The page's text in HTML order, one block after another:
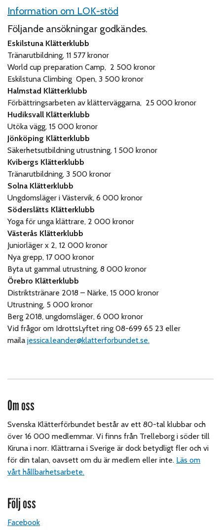
Information om LOK-stöd
Följande ansökningar godkändes.
Eskilstuna Klätterklubb
Tränarutbildning, 11 577 kronor
World cup preparation Camp, 2 500 kronor
Eskilstuna Climbing Open, 3 500 kronor
Halmstad Klätterklubb
Förbättringsarbeten av klätterväggarna, 25 000 kronor
Hudiksvall Klätterklubb
Utöka vägg, 15 000 kronor
Jönköping Klätterklubb
Säkerhetsutbildning utrustning, 1 500 kronor
Kvibergs Klätterklubb
Tränarutbildning, 3 500 kronor
Solna Klätterklubb
Ungdomsläger i Västervik, 6 000 kronor
Söderslätts Klätterklubb
Yoga för unga klättrare, 2 000 kronor
Västerås Klätterklubb
Juniorläger x 2, 12 000 kronor
Nya grepp, 17 000 kronor
Byta ut gammal utrustning, 8 000 kronor
Örebro Klätterklubb
Distriktstränare 2018 – Närke, 15 000 kronor
Utrustning, 5 000 kronor
Berg 2018, ungdomsläger, 6 000 kronor
Vid frågor om IdrottsLyftet ring 08-699 65 23 eller
mailajessica.leander@klatterforbundet.se.
Om oss
Svenska Klätterförbundet består av ett 80-tal klubbar och
över 16 000 medlemmar. Vi finns från Trelleborg i söder till
Kiruna i norr. Klättrarna i Sverige är dock betydligt fler och vi
för din talan, oavsett om du är medlem eller inte. Läs om
vårt hållbarhetsarbete.
Följ oss
Facebook